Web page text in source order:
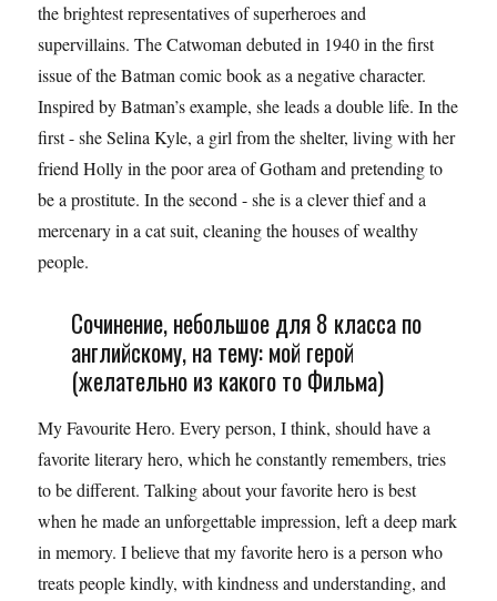
the brightest representatives of superheroes and
supervillains. The Catwoman debuted in 1940 in the first
issue of the Batman comic book as a negative character.
Inspired by Batman’s example, she leads a double life. In the
first - she Selina Kyle, a girl from the shelter, living with her
friend Holly in the poor area of ​​Gotham and pretending to
be a prostitute. In the second - she is a clever thief and a
mercenary in a cat suit, cleaning the houses of wealthy
people.
Сочинение, небольшое для 8 класса по
английскому, на тему: мой герой
(желательно из какого то Фильма)
My Favourite Hero. Every person, I think, should have a
favorite literary hero, which he constantly remembers, tries
to be different. Talking about your favorite hero is best
when he made an unforgettable impression, left a deep mark
in memory. I believe that my favorite hero is a person who
treats people kindly, with kindness and understanding, and